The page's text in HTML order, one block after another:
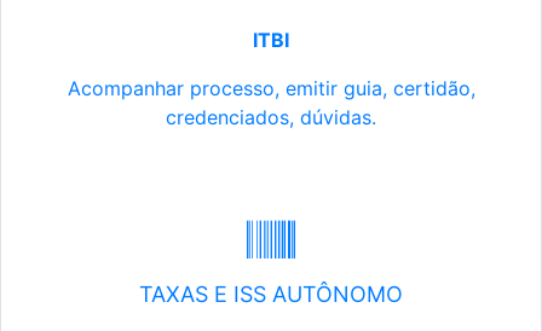
ITBI
Acompanhar processo, emitir guia, certidão,
credenciados, dúvidas.
TAXAS E ISS AUTÔNOMO